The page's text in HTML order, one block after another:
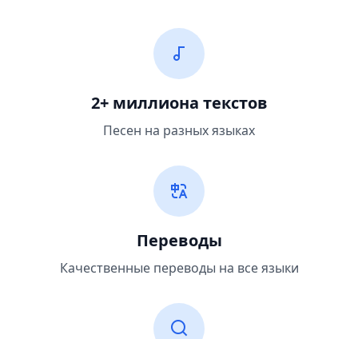
2+ миллиона текстов
Песен на разных языках
Переводы
Качественные переводы на все языки